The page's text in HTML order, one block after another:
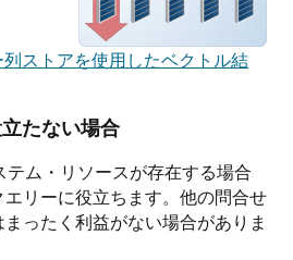
列ストアを使用したベクトル結
たない場合
ム・リソースが存在する場合
リーに役立ちます。他の問合せ
ったく利益がない場合がありま